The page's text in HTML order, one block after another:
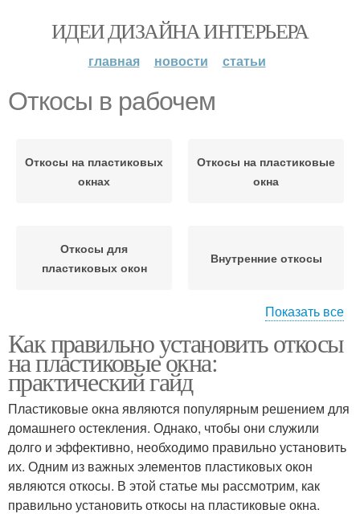
ИДЕИ ДИЗАЙНА ИНТЕРЬЕРА
главная новости статьи
Откосы в рабочем
Откосы на пластиковых
окнах
Откосы на пластиковые
окна
Откосы для
пластиковых окон
Внутренние откосы
Деревянные откосы Откосы из ламината
Откосы из пвх-панелей
Показать все
Как правильно установить откосы
на пластиковые окна:
практический гайд
Пластиковые окна являются популярным решением для
домашнего остекления. Однако, чтобы они служили
долго и эффективно, необходимо правильно установить
их. Одним из важных элементов пластиковых окон
являются откосы. В этой статье мы рассмотрим, как
правильно установить откосы на пластиковые окна.